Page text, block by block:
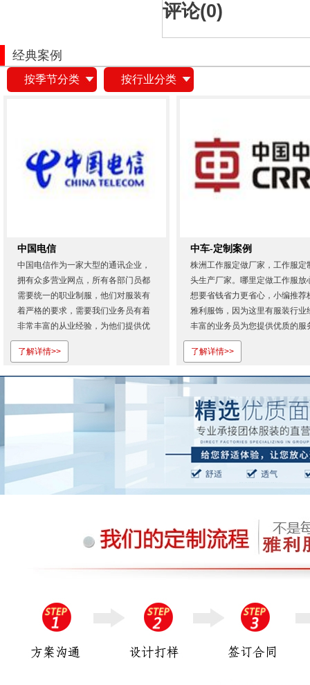
评论(0)
经典案例
按季节分类 按行业分类
中国电信
中国电信作为一家大型的通讯企业，
拥有众多营业网点，所有各部门员都
需要统一的职业制服，他们对服装有
着严格的要求，需要我们业务员有着
非常丰富的从业经验，为他们提供优
质的服务。从首次合作，我们就展现
出专业的服务态度和过硬的产品质
可才会一如既往地相信我们！株洲雅
利服饰有限公司是湖南省专业定做工
作...
了解详情>>
中车-定制案例
株洲工作服定做厂家，工作服定
头生产厂家。哪里定做工作服放
想要省钱省力更省心，小编推荐
雅利服饰，因为这里有服装行业
丰富的业务员为您提供优质的服
欢迎登录株洲雅利服饰有限公司
网...
了解详情>>